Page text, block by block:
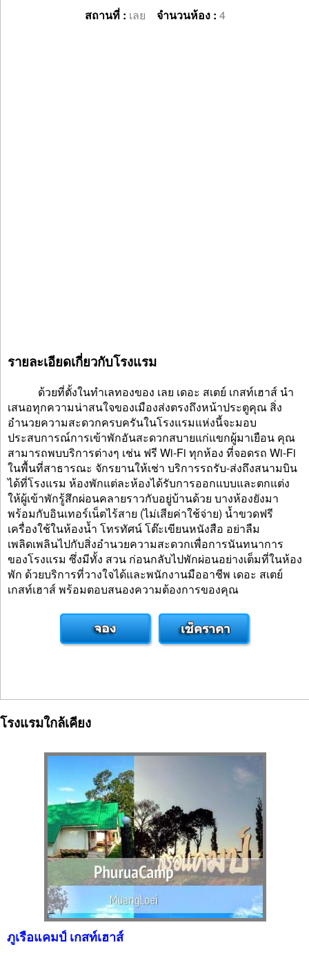
สถานที่ : เลย จำนวนห้อง : 4
รายละเอียดเกี่ยวกับโรงแรม
ด้วยที่ตั้งในทำเลทองของ เลย เดอะ สเตย์ เกสท์เฮาส์ นำ
เสนอทุกความน่าสนใจของเมืองส่งตรงถึงหน้าประตูคุณ สิ่ง
อำนวยความสะดวกครบครันในโรงแรมแห่งนี้จะมอบ
ประสบการณ์การเข้าพักอันสะดวกสบายแก่แขกผู้มาเยือน คุณ
สามารถพบบริการต่างๆ เช่น ฟรี Wi-Fi ทุกห้อง ที่จอดรถ Wi-Fi
ในพื้นที่สาธารณะ จักรยานให้เช่า บริการรถรับ-ส่งถึงสนามบิน
ได้ที่โรงแรม ห้องพักแต่ละห้องได้รับการออกแบบและตกแต่ง
ให้ผู้เข้าพักรู้สึกผ่อนคลายราวกับอยู่บ้านด้วย บางห้องยังมา
พร้อมกับอินเทอร์เน็ตไร้สาย (ไม่เสียค่าใช้จ่าย) น้ำขวดฟรี
เครื่องใช้ในห้องน้ำ โทรทัศน์ โต๊ะเขียนหนังสือ อย่าลืม
เพลิดเพลินไปกับสิ่งอำนวยความสะดวกเพื่อการนันทนาการ
ของโรงแรม ซึ่งมีทั้ง สวน ก่อนกลับไปพักผ่อนอย่างเต็มที่ในห้อง
พัก ด้วยบริการที่วางใจได้และพนักงานมืออาชีพ เดอะ สเตย์
เกสท์เฮาส์ พร้อมตอบสนองความต้องการของคุณ
โรงแรมใกล้เคียง
ภูเรือแคมป์ เกสท์เฮาส์